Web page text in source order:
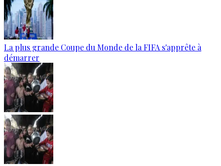
La plus grande Coupe du Monde de la FIFA s'apprête à
démarrer